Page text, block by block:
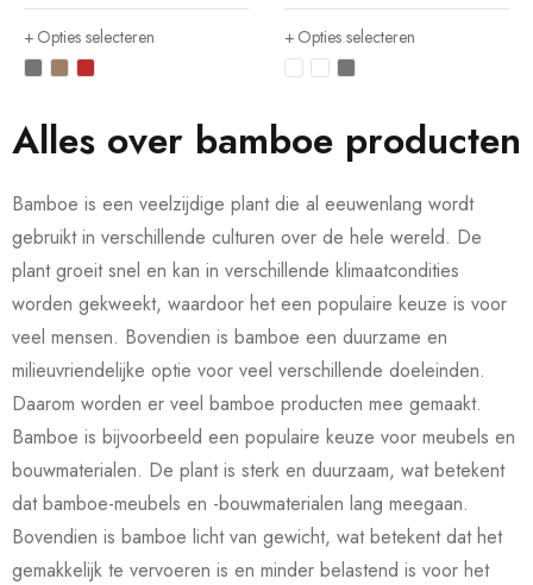
Opties selecteren Opties selecteren
Alles over bamboe producten
Bamboe is een veelzijdige plant die al eeuwenlang wordt
gebruikt in verschillende culturen over de hele wereld. De
plant groeit snel en kan in verschillende klimaatcondities
worden gekweekt, waardoor het een populaire keuze is voor
veel mensen. Bovendien is bamboe een duurzame en
milieuvriendelijke optie voor veel verschillende doeleinden.
Daarom worden er veel bamboe producten mee gemaakt.
Bamboe is bijvoorbeeld een populaire keuze voor meubels en
bouwmaterialen. De plant is sterk en duurzaam, wat betekent
dat bamboe-meubels en -bouwmaterialen lang meegaan.
Bovendien is bamboe licht van gewicht, wat betekent dat het
gemakkelijk te vervoeren is en minder belastend is voor het